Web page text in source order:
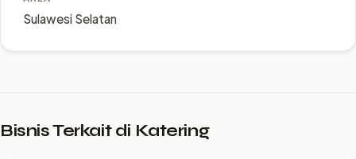
Sulawesi Selatan
Bisnis Terkait di Katering